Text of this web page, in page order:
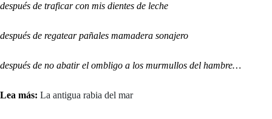
después de traficar con mis dientes de leche
después de regatear pañales mamadera sonajero
después de no abatir el ombligo a los murmullos del hambre…
Lea más: La antigua rabia del mar